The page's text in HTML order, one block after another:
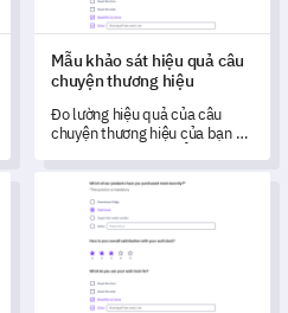
Mẫu khảo sát hiệu quả câu
chuyện thương hiệu
Đo lường hiệu quả của câu
chuyện thương hiệu của bạn và
với mẫu khảo sát toàn diện này.
sản phẩm
Mẫu khảo sát đánh giá khách